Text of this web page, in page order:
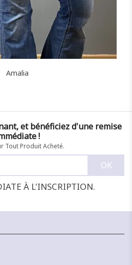
Amalia
et bénéficiez d'une remise
!
Tout Produit Acheté.
À L'INSCRIPTION.